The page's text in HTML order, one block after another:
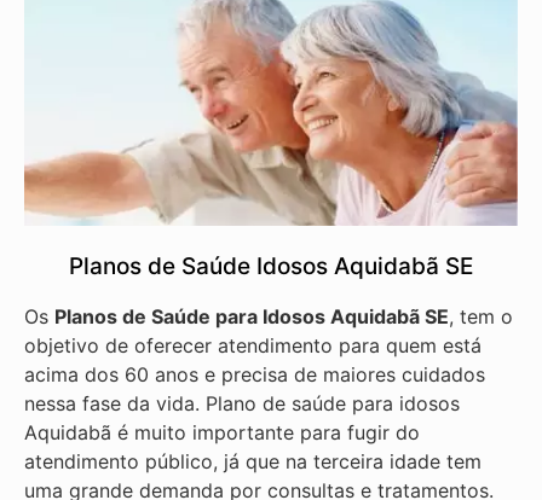
Planos de Saúde Idosos Aquidabã SE
Os Planos de Saúde para Idosos Aquidabã SE, tem o
objetivo de oferecer atendimento para quem está
acima dos 60 anos e precisa de maiores cuidados
nessa fase da vida. Plano de saúde para idosos
Aquidabã é muito importante para fugir do
atendimento público, já que na terceira idade tem
uma grande demanda por consultas e tratamentos.